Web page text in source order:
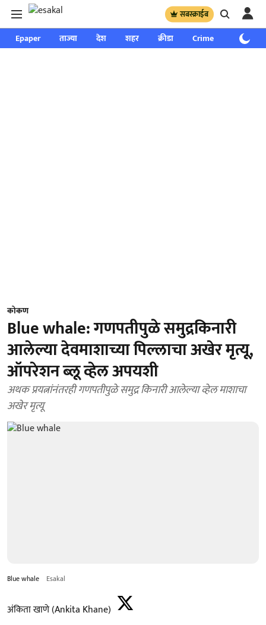
सबस्क्राईब
Epaper ताज्या देश शहर क्रीडा Crime साप्ताहिक
कोकण
Blue whale: गणपतीपुळे समुद्रकिनारी
आलेल्या देवमाशाच्या पिल्लाचा अखेर मृत्यू,
ऑपरेशन ब्लू व्हेल अपयशी
अथक प्रयत्नांनंतरही गणपतीपुळे समुद्र किनारी आलेल्या व्हेल माशाचा
अखेर मृत्यू
Blue whale Esakal
अंकिता खाणे (Ankita Khane)